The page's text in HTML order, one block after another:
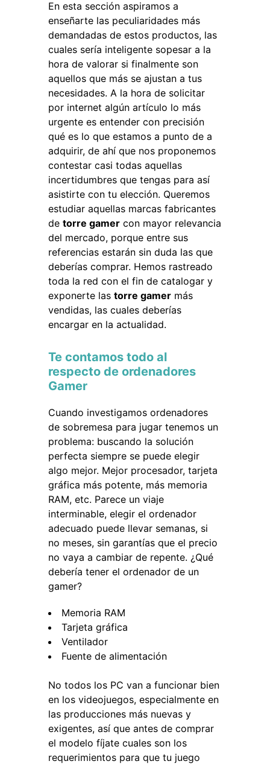
En esta sección aspiramos a
enseñarte las peculiaridades más
demandadas de estos productos, las
cuales sería inteligente sopesar a la
hora de valorar si finalmente son
aquellos que más se ajustan a tus
necesidades. A la hora de solicitar
por internet algún artículo lo más
urgente es entender con precisión
qué es lo que estamos a punto de a
adquirir, de ahí que nos proponemos
contestar casi todas aquellas
incertidumbres que tengas para así
asistirte con tu elección. Queremos
estudiar aquellas marcas fabricantes
de torre gamer con mayor relevancia
del mercado, porque entre sus
referencias estarán sin duda las que
deberías comprar. Hemos rastreado
toda la red con el fin de catalogar y
exponerte las torre gamer más
vendidas, las cuales deberías
encargar en la actualidad.
Te contamos todo al
respecto de ordenadores
Gamer
Cuando investigamos ordenadores
de sobremesa para jugar tenemos un
problema: buscando la solución
perfecta siempre se puede elegir
algo mejor. Mejor procesador, tarjeta
gráfica más potente, más memoria
RAM, etc. Parece un viaje
interminable, elegir el ordenador
adecuado puede llevar semanas, si
no meses, sin garantías que el precio
no vaya a cambiar de repente. ¿Qué
debería tener el ordenador de un
gamer?
Memoria RAM
Tarjeta gráfica
Ventilador
Fuente de alimentación
No todos los PC van a funcionar bien
en los videojuegos, especialmente en
las producciones más nuevas y
exigentes, así que antes de comprar
el modelo fíjate cuales son los
requerimientos para que tu juego